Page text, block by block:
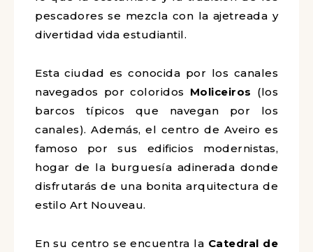
pescadores se mezcla con la ajetreada y
divertidad vida estudiantil.
Esta ciudad es conocida por los canales
navegados por coloridos Moliceiros (los
barcos típicos que navegan por los
canales). Además, el centro de Aveiro es
famoso por sus edificios modernistas,
hogar de la burguesía adinerada donde
disfrutarás de una bonita arquitectura de
estilo Art Nouveau.
En su centro se encuentra la Catedral de